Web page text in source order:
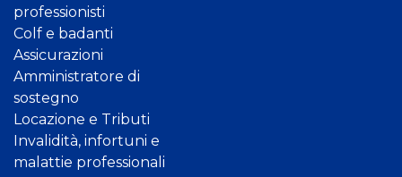
professionisti
Colf e badanti
Assicurazioni
Amministratore di
sostegno
Locazione e Tributi
Invalidità, infortuni e
malattie professionali